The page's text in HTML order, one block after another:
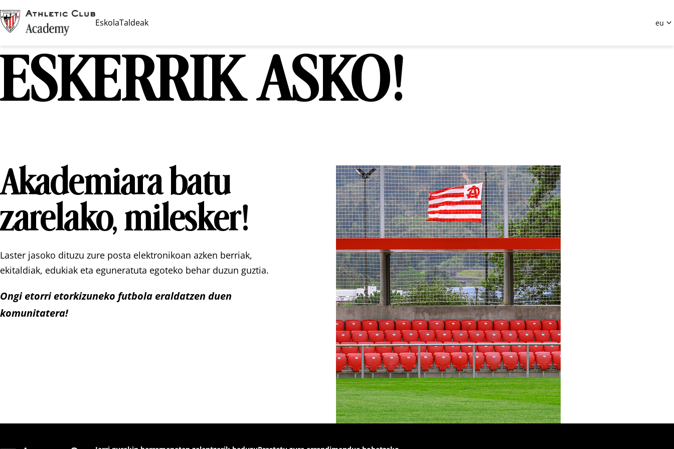
EskolaTaldeak eu 
ESKERRIK ASKO!
Akademiara batu
zarelako, milesker!
Laster jasoko dituzu zure posta elektronikoan azken berriak,
ekitaldiak, edukiak eta eguneratuta egoteko behar duzun guztia.
Ongi etorri etorkizuneko futbola eraldatzen duen
komunitatera!